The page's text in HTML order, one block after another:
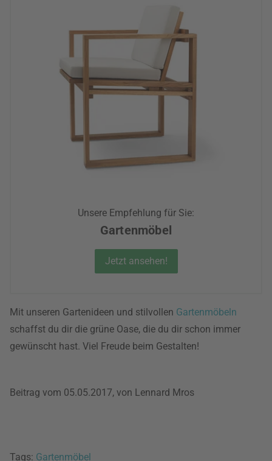
Unsere Empfehlung für Sie:
Gartenmöbel
Jetzt ansehen!
Mit unseren Gartenideen und stilvollen Gartenmöbeln
schaffst du dir die grüne Oase, die du dir schon immer
gewünscht hast. Viel Freude beim Gestalten!
Beitrag vom 05.05.2017, von Lennard Mros
Tags: Gartenmöbel